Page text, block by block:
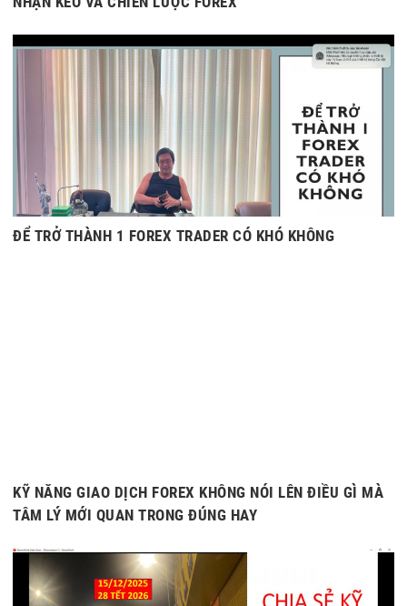
ĐỂ TRỞ THÀNH 1 FOREX TRADER CÓ KHÓ KHÔNG
KỸ NĂNG GIAO DỊCH FOREX KHÔNG NÓI LÊN ĐIỀU GÌ MÀ
TÂM LÝ MỚI QUAN TRONG ĐÚNG HAY